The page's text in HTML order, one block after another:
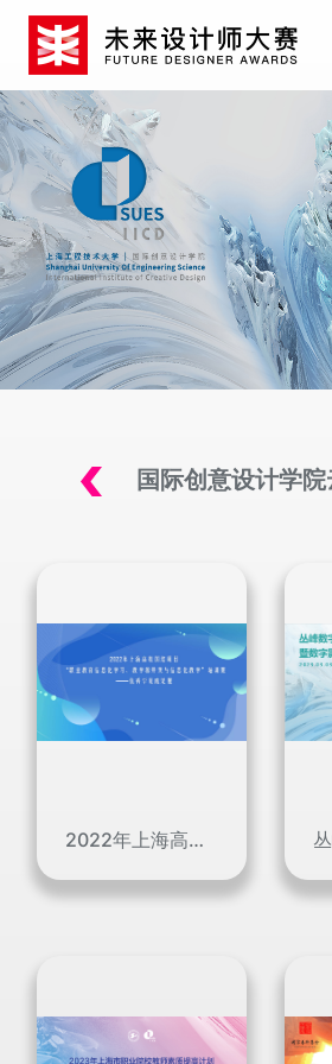
国际创意设计学
2022年上海高校国培项目-优秀学员成果展